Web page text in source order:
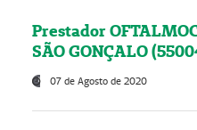
Prestador
SÃO GONÇALO
07 de Agosto de 2020